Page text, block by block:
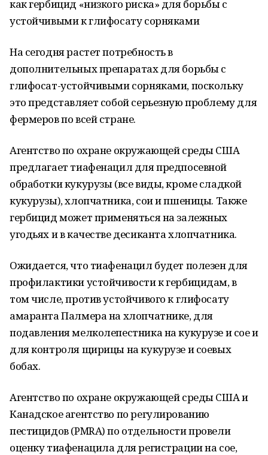
как гербицид «низкого риска» для борьбы с
устойчивыми к глифосату сорняками
На сегодня растет потребность в
дополнительных препаратах для борьбы с
глифосат-устойчивыми сорняками, поскольку
это представляет собой серьезную проблему для
фермеров по всей стране.
Агентство по охране окружающей среды США
предлагает тиафенацил для предпосевной
обработки кукурузы (все виды, кроме сладкой
кукурузы), хлопчатника, сои и пшеницы. Также
гербицид может применяться на залежных
угодьях и в качестве десиканта хлопчатника.
Ожидается, что тиафенацил будет полезен для
профилактики устойчивости к гербицидам, в
том числе, против устойчивого к глифосату
амаранта Палмера на хлопчатнике, для
подавления мелколепестника на кукурузе и сое и
для контроля щирицы на кукурузе и соевых
бобах.
Агентство по охране окружающей среды США и
Канадское агентство по регулированию
пестицидов (PMRA) по отдельности провели
оценку тиафенацила для регистрации на сое,